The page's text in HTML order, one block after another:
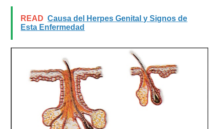
READ Causa del Herpes Genital y Signos de
Esta Enfermedad